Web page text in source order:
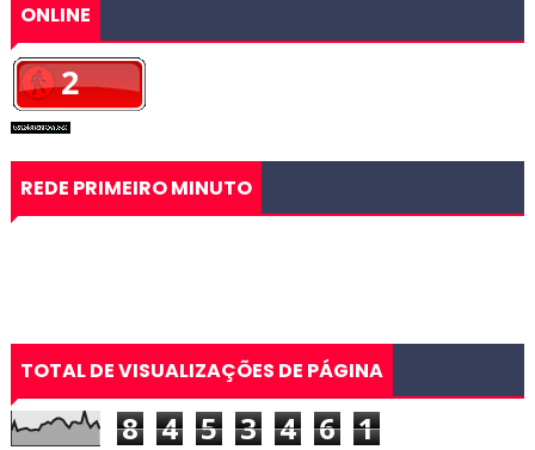
ONLINE
REDE PRIMEIRO MINUTO
TOTAL DE VISUALIZAÇÕES DE PÁGINA
8 4 5 3 4 6 1